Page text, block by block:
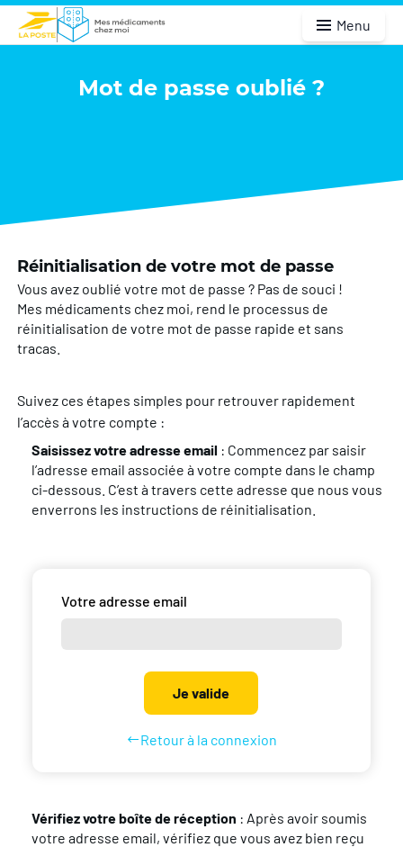
Menu
Mot de passe oublié ?
Réinitialisation de votre mot de passe
Vous avez oublié votre mot de passe ? Pas de souci !
Mes médicaments chez moi, rend le processus de
réinitialisation de votre mot de passe rapide et sans
tracas.
Suivez ces étapes simples pour retrouver rapidement
l’accès à votre compte :
Saisissez votre adresse email : Commencez par saisir
l’adresse email associée à votre compte dans le champ
ci-dessous. C’est à travers cette adresse que nous vous
enverrons les instructions de réinitialisation.
Votre adresse email
Je valide
Retour à la connexion
Vérifiez votre boîte de réception : Après avoir soumis
votre adresse email, vérifiez que vous avez bien reçu